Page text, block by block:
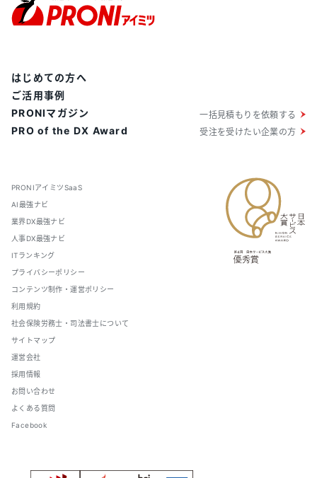
PRONIアイミツSaaS
AI最強ナビ
業界DX最強ナビ
人事DX最強ナビ
ITランキング
プライバシーポリシー
コンテンツ制作・運営ポリシー
利用規約
社会保険労務士・司法書士について
サイトマップ
運営会社
採用情報
お問い合わせ
よくある質問
Facebook
はじめての方へ
ご活用事例
PRONIマガジン
PRO of the DX Award
一括見積もりを依頼する
受注を受けたい企業の方